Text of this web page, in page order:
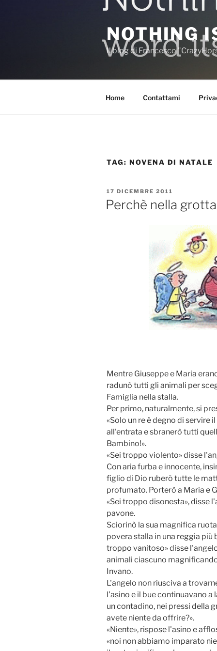
NOTHING
Il blog di Francesco
Home Contattami
TAG: NOVENA DI NATALE
PUBBLICATO
IL
17 DICEMBRE 2011
Perchè nella grotta
Mentre Giuseppe e Maria
radunò tutti gli animali per
Famiglia nella stalla.
Per primo, naturalmente, si
«Solo un re è degno di servire
all'entrata e sbranerò tutti
Bambino!».
«Sei troppo violento» disse
Con aria furba e innocente,
figlio di Dio ruberò tutte le
profumato. Porterò a Maria e
«Sei troppo disonesta», disse
pavone.
Sciorinò la sua magnifica
povera stalla in una reggia più
troppo vanitoso» disse
animali ciascuno
Invano.
L'angelo non riusciva a
l'asino e il bue continuavano a
un contadino, nei pressi della
avete niente da offrire?».
«Niente», rispose l'asino e
«noi non abbiamo imparato